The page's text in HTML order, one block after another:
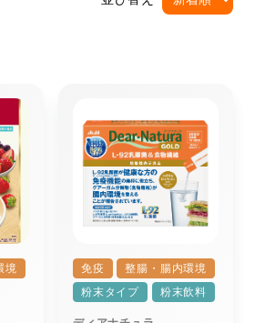
境
免疫
整腸・腸内環境
粉末タイプ
粉末飲料